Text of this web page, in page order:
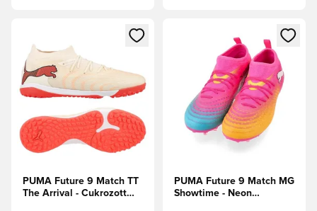
Megnyit egy modált a bejelentkezéshez vagy a tagként
PUMA Future 9 Match TT
The Arrival - Cukrozott
Megnyit egy modált a
PUMA Future 9 Match MG
Showtime - Neon